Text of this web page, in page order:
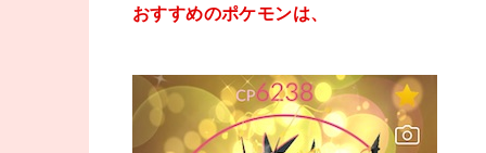
おすすめのポケモンは、